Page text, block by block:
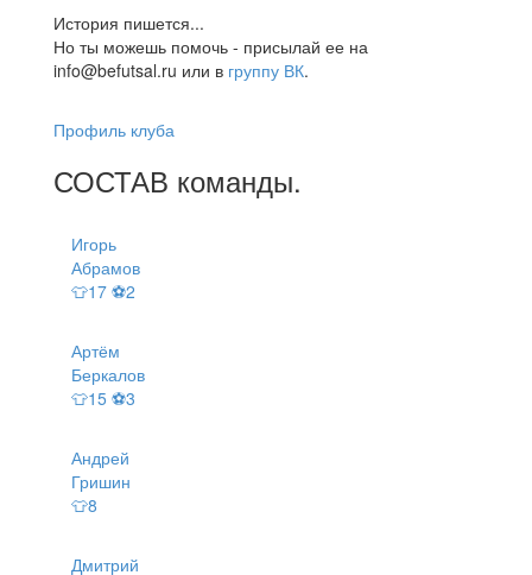
История пишется...
Но ты можешь помочь - присылай ее на
info@befutsal.ru или в группу ВК.
Профиль клуба
СОСТАВ команды.
Игорь
Абрамов
👕17 ⚽2
Артём
Беркалов
👕15 ⚽3
Андрей
Гришин
👕8
Дмитрий